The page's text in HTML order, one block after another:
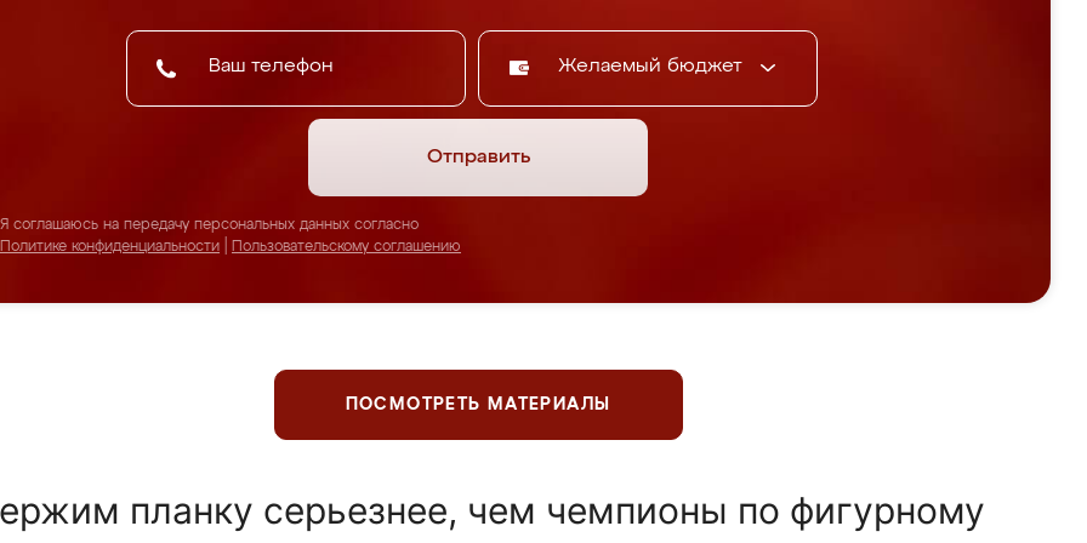
Желаемый бюджет
Отправить
Я соглашаюсь на передачу персональных данных согласно
Политике конфиденциальности
Пользовательскому соглашению
ПОСМОТРЕТЬ МАТЕРИАЛЫ
планку серьезнее, чем чемпионы по фигурному